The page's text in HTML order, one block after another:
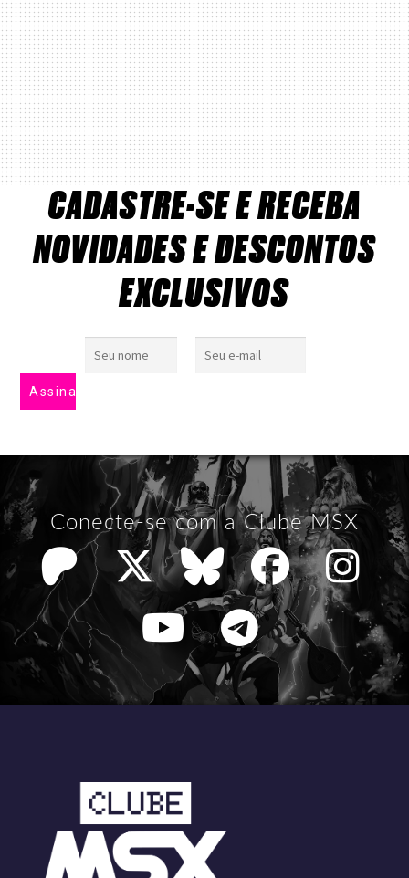
CADASTRE-SE E RECEBA
NOVIDADES E DESCONTOS
EXCLUSIVOS
Conecte-se com a Clube MSX